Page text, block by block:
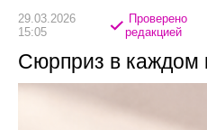
29.03.2026
15:05
Проверено
редакцией
Сюрприз в каждом